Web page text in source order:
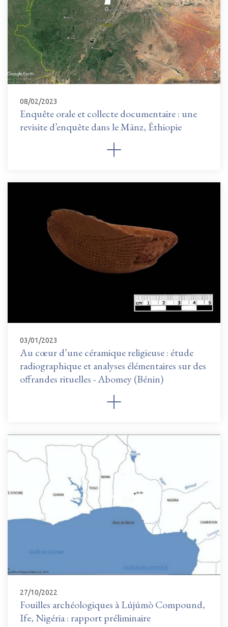
08/02/2023
Enquête orale et collecte documentaire : une
revisite d’enquête dans le Mänz, Éthiopie
03/01/2023
Au cœur d’une céramique religieuse : étude
radiographique et analyses élémentaires sur des
offrandes rituelles - Abomey (Bénin)
27/10/2022
Fouilles archéologiques à Lújúmò Compound,
Ife, Nigéria : rapport préliminaire